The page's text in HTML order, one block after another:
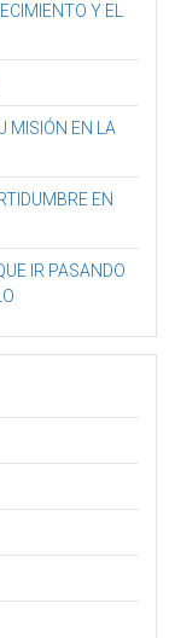
Y EL
MISIÓN EN LA
EN
IR PASANDO